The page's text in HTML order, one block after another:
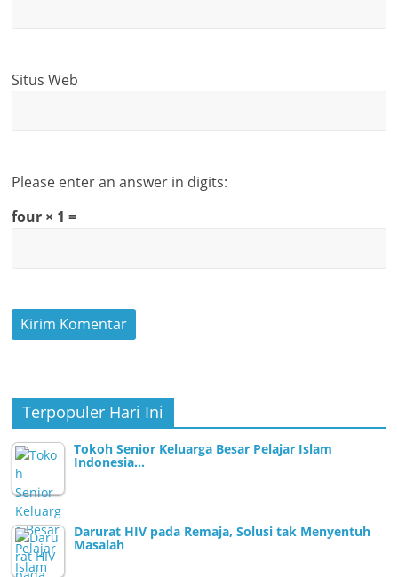
Situs Web
Please enter an answer in digits:
four × 1 =
Terpopuler Hari Ini
Tokoh Senior Keluarga Besar Pelajar Islam
Indonesia…
Darurat HIV pada Remaja, Solusi tak Menyentuh
Masalah